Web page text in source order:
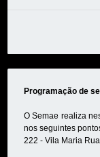
Programação de
O Semae realiza
nos seguintes
222 - Vila Maria